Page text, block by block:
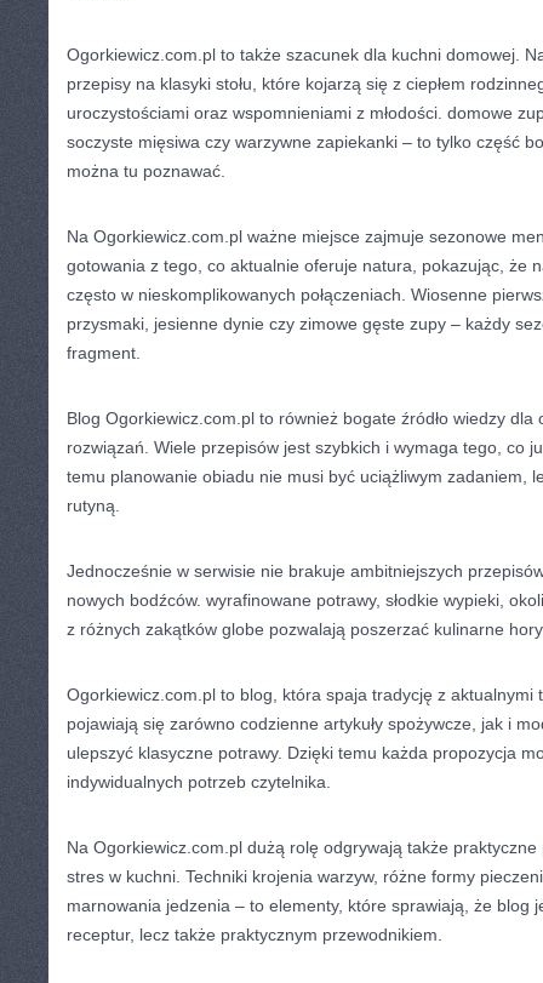
Ogorkiewicz.com.pl to także szacunek dla kuchni domowej.
przepisy na klasyki stołu, które kojarzą się z ciepłem
uroczystościami oraz wspomnieniami z młodości. domowe
soczyste mięsiwa czy warzywne zapiekanki – to tylko część
można tu poznawać.
Na Ogorkiewicz.com.pl ważne miejsce zajmuje sezonowe
gotowania z tego, co aktualnie oferuje natura, pokazując, że
często w nieskomplikowanych połączeniach. Wiosenne
przysmaki, jesienne dynie czy zimowe gęste zupy – każdy
fragment.
Blog Ogorkiewicz.com.pl to również bogate źródło wiedzy
rozwiązań. Wiele przepisów jest szybkich i wymaga tego, co
temu planowanie obiadu nie musi być uciążliwym zadaniem,
rutyną.
Jednocześnie w serwisie nie brakuje ambitniejszych
nowych bodźców. wyrafinowane potrawy, słodkie wypieki,
z różnych zakątków globe pozwalają poszerzać kulinarne
Ogorkiewicz.com.pl to blog, która spaja tradycję z aktualnymi
pojawiają się zarówno codzienne artykuły spożywcze, jak i
ulepszyć klasyczne potrawy. Dzięki temu każda propozycja
indywidualnych potrzeb czytelnika.
Na Ogorkiewicz.com.pl dużą rolę odgrywają także
stres w kuchni. Techniki krojenia warzyw, różne formy
marnowania jedzenia – to elementy, które sprawiają, że blog
receptur, lecz także praktycznym przewodnikiem.